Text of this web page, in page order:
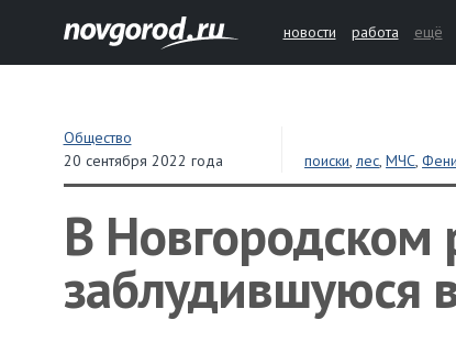
новости работа ещё
Общество
20 сентября 2022 года
поиски,лес,МЧС,
В Новгородском
заблудившуюся